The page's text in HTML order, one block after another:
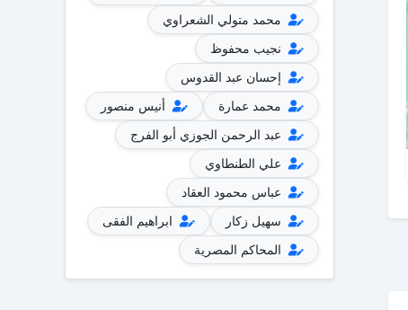
محمد متولي الشعراوي
نجيب محفوظ
إحسان عبد القدوس
محمد عمارة
أنيس منصور
عبد الرحمن الجوزي أبو الفرج
علي الطنطاوي
عباس محمود العقاد
سهيل زكار
ابراهيم الفقى
المحاكم المصرية